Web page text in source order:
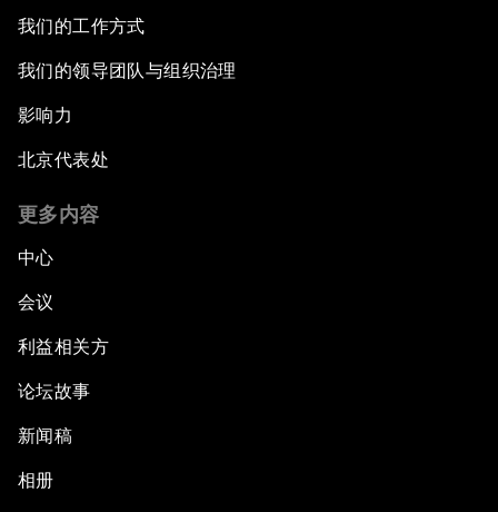
我们的工作方式
我们的领导团队与组织治理
影响力
北京代表处
更多内容
中心
会议
利益相关方
论坛故事
新闻稿
相册